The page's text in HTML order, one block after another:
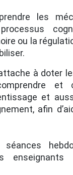
les
ou la
à doter
et
et
afin
enseignants